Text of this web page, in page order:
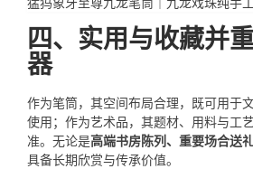
四、实用与收藏并
器
作为笔筒，其空间布局合理，既可用于
使用；作为艺术品，其题材、用料与工
准。无论是高端书房陈列、重要场合送
具备长期欣赏与传承价值。